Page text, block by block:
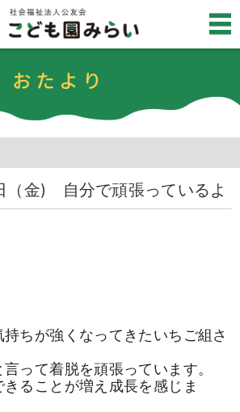
おたより
（金) 自分で頑張っているよ
ちが強くなってきたいちご組さ
言って着脱を頑張っています。
ることが増え成長を感じま